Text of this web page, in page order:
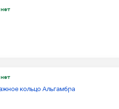
кольцо Альгамбра